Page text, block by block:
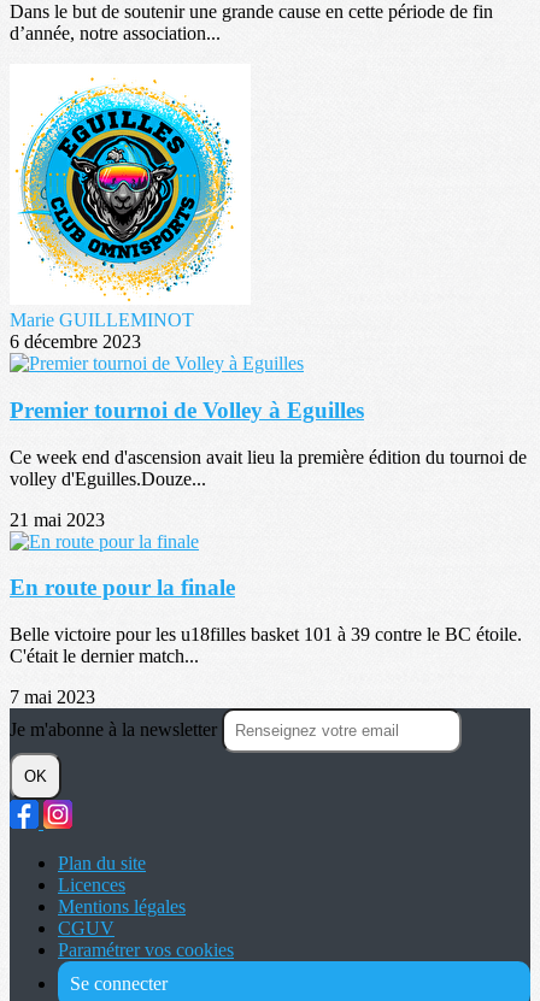
Dans le but de soutenir une grande cause en cette période de fin
d’année, notre association...
Marie GUILLEMINOT
6 décembre 2023
Premier tournoi de Volley à Eguilles
Ce week end d'ascension avait lieu la première édition du tournoi de
volley d'Eguilles.Douze...
21 mai 2023
En route pour la finale
Belle victoire pour les u18filles basket 101 à 39 contre le BC étoile.
C'était le dernier match...
7 mai 2023
Je m'abonne à la newsletter
OK
Plan du site
Licences
Mentions légales
CGUV
Paramétrer vos cookies
Se connecter